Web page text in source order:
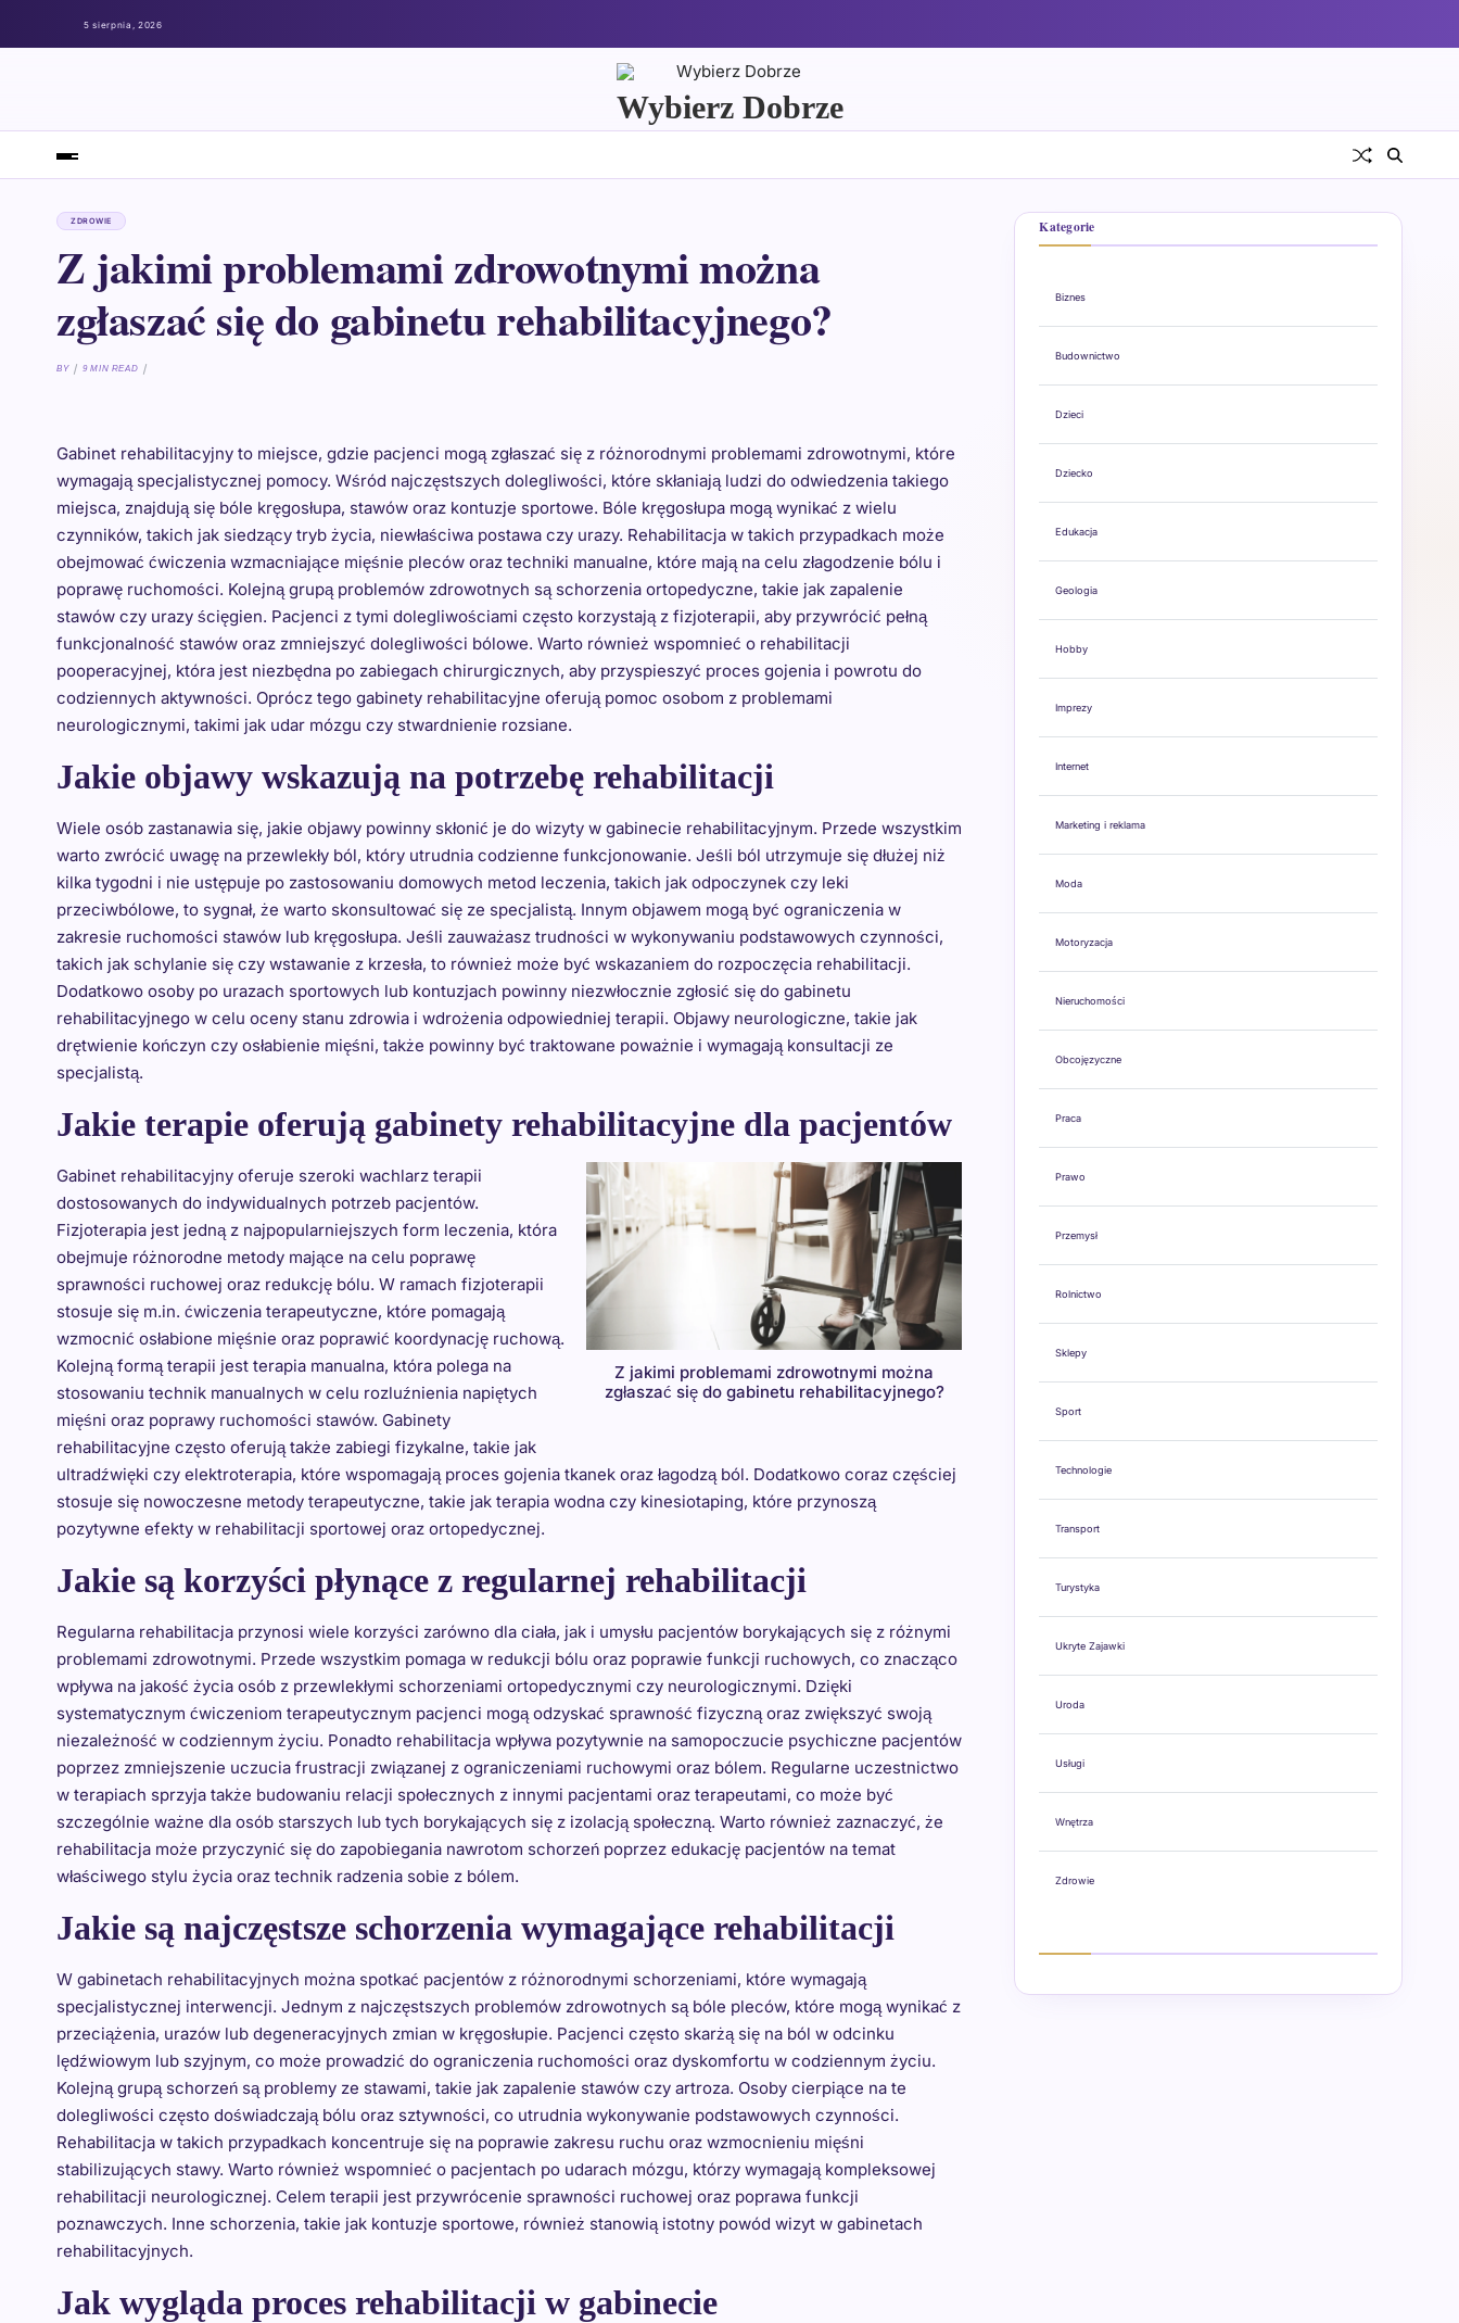
5 sierpnia, 2026
Wybierz Dobrze
ZDROWIE
Z jakimi problemami zdrowotnymi można
zgłaszać się do gabinetu rehabilitacyjnego?
BY 9 MIN READ
Gabinet rehabilitacyjny to miejsce, gdzie pacjenci mogą zgłaszać się z różnorodnymi problemami zdrowotnymi, które
wymagają specjalistycznej pomocy. Wśród najczęstszych dolegliwości, które skłaniają ludzi do odwiedzenia takiego
miejsca, znajdują się bóle kręgosłupa, stawów oraz kontuzje sportowe. Bóle kręgosłupa mogą wynikać z wielu
czynników, takich jak siedzący tryb życia, niewłaściwa postawa czy urazy. Rehabilitacja w takich przypadkach może
obejmować ćwiczenia wzmacniające mięśnie pleców oraz techniki manualne, które mają na celu złagodzenie bólu i
poprawę ruchomości. Kolejną grupą problemów zdrowotnych są schorzenia ortopedyczne, takie jak zapalenie
stawów czy urazy ścięgien. Pacjenci z tymi dolegliwościami często korzystają z fizjoterapii, aby przywrócić pełną
funkcjonalność stawów oraz zmniejszyć dolegliwości bólowe. Warto również wspomnieć o rehabilitacji
pooperacyjnej, która jest niezbędna po zabiegach chirurgicznych, aby przyspieszyć proces gojenia i powrotu do
codziennych aktywności. Oprócz tego gabinety rehabilitacyjne oferują pomoc osobom z problemami
neurologicznymi, takimi jak udar mózgu czy stwardnienie rozsiane.
Jakie objawy wskazują na potrzebę rehabilitacji
Wiele osób zastanawia się, jakie objawy powinny skłonić je do wizyty w gabinecie rehabilitacyjnym. Przede wszystkim
warto zwrócić uwagę na przewlekły ból, który utrudnia codzienne funkcjonowanie. Jeśli ból utrzymuje się dłużej niż
kilka tygodni i nie ustępuje po zastosowaniu domowych metod leczenia, takich jak odpoczynek czy leki
przeciwbólowe, to sygnał, że warto skonsultować się ze specjalistą. Innym objawem mogą być ograniczenia w
zakresie ruchomości stawów lub kręgosłupa. Jeśli zauważasz trudności w wykonywaniu podstawowych czynności,
takich jak schylanie się czy wstawanie z krzesła, to również może być wskazaniem do rozpoczęcia rehabilitacji.
Dodatkowo osoby po urazach sportowych lub kontuzjach powinny niezwłocznie zgłosić się do gabinetu
rehabilitacyjnego w celu oceny stanu zdrowia i wdrożenia odpowiedniej terapii. Objawy neurologiczne, takie jak
drętwienie kończyn czy osłabienie mięśni, także powinny być traktowane poważnie i wymagają konsultacji ze
specjalistą.
Jakie terapie oferują gabinety rehabilitacyjne dla pacjentów
Z jakimi problemami zdrowotnymi można
zgłaszać się do gabinetu rehabilitacyjnego?
Gabinet rehabilitacyjny oferuje szeroki wachlarz terapii
dostosowanych do indywidualnych potrzeb pacjentów.
Fizjoterapia jest jedną z najpopularniejszych form leczenia, która
obejmuje różnorodne metody mające na celu poprawę
sprawności ruchowej oraz redukcję bólu. W ramach fizjoterapii
stosuje się m.in. ćwiczenia terapeutyczne, które pomagają
wzmocnić osłabione mięśnie oraz poprawić koordynację ruchową.
Kolejną formą terapii jest terapia manualna, która polega na
stosowaniu technik manualnych w celu rozluźnienia napiętych
mięśni oraz poprawy ruchomości stawów. Gabinety
rehabilitacyjne często oferują także zabiegi fizykalne, takie jak
ultradźwięki czy elektroterapia, które wspomagają proces gojenia tkanek oraz łagodzą ból. Dodatkowo coraz częściej
stosuje się nowoczesne metody terapeutyczne, takie jak terapia wodna czy kinesiotaping, które przynoszą
pozytywne efekty w rehabilitacji sportowej oraz ortopedycznej.
Jakie są korzyści płynące z regularnej rehabilitacji
Regularna rehabilitacja przynosi wiele korzyści zarówno dla ciała, jak i umysłu pacjentów borykających się z różnymi
problemami zdrowotnymi. Przede wszystkim pomaga w redukcji bólu oraz poprawie funkcji ruchowych, co znacząco
wpływa na jakość życia osób z przewlekłymi schorzeniami ortopedycznymi czy neurologicznymi. Dzięki
systematycznym ćwiczeniom terapeutycznym pacjenci mogą odzyskać sprawność fizyczną oraz zwiększyć swoją
niezależność w codziennym życiu. Ponadto rehabilitacja wpływa pozytywnie na samopoczucie psychiczne pacjentów
poprzez zmniejszenie uczucia frustracji związanej z ograniczeniami ruchowymi oraz bólem. Regularne uczestnictwo
w terapiach sprzyja także budowaniu relacji społecznych z innymi pacjentami oraz terapeutami, co może być
szczególnie ważne dla osób starszych lub tych borykających się z izolacją społeczną. Warto również zaznaczyć, że
rehabilitacja może przyczynić się do zapobiegania nawrotom schorzeń poprzez edukację pacjentów na temat
właściwego stylu życia oraz technik radzenia sobie z bólem.
Jakie są najczęstsze schorzenia wymagające rehabilitacji
W gabinetach rehabilitacyjnych można spotkać pacjentów z różnorodnymi schorzeniami, które wymagają
specjalistycznej interwencji. Jednym z najczęstszych problemów zdrowotnych są bóle pleców, które mogą wynikać z
przeciążenia, urazów lub degeneracyjnych zmian w kręgosłupie. Pacjenci często skarżą się na ból w odcinku
lędźwiowym lub szyjnym, co może prowadzić do ograniczenia ruchomości oraz dyskomfortu w codziennym życiu.
Kolejną grupą schorzeń są problemy ze stawami, takie jak zapalenie stawów czy artroza. Osoby cierpiące na te
dolegliwości często doświadczają bólu oraz sztywności, co utrudnia wykonywanie podstawowych czynności.
Rehabilitacja w takich przypadkach koncentruje się na poprawie zakresu ruchu oraz wzmocnieniu mięśni
stabilizujących stawy. Warto również wspomnieć o pacjentach po udarach mózgu, którzy wymagają kompleksowej
rehabilitacji neurologicznej. Celem terapii jest przywrócenie sprawności ruchowej oraz poprawa funkcji
poznawczych. Inne schorzenia, takie jak kontuzje sportowe, również stanowią istotny powód wizyt w gabinetach
rehabilitacyjnych.
Jak wygląda proces rehabilitacji w gabinecie
Kategorie
Biznes
Budownictwo
Dzieci
Dziecko
Edukacja
Geologia
Hobby
Imprezy
Internet
Marketing i reklama
Moda
Motoryzacja
Nieruchomości
Obcojęzyczne
Praca
Prawo
Przemysł
Rolnictwo
Sklepy
Sport
Technologie
Transport
Turystyka
Ukryte Zajawki
Uroda
Usługi
Wnętrza
Zdrowie